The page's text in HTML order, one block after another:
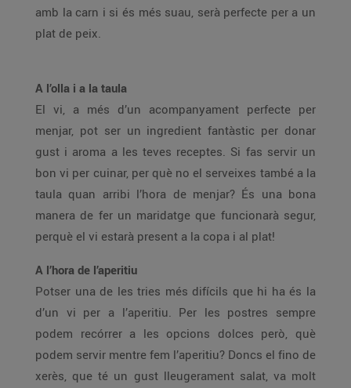
amb la carn i si és més suau, serà perfecte per a un
plat de peix.
A l’olla i a la taula
El vi, a més d’un acompanyament perfecte per
menjar, pot ser un ingredient fantàstic per donar
gust i aroma a les teves receptes. Si fas servir un
bon vi per cuinar, per què no el serveixes també a la
taula quan arribi l’hora de menjar? És una bona
manera de fer un maridatge que funcionarà segur,
perquè el vi estarà present a la copa i al plat!
A l’hora de l’aperitiu
Potser una de les tries més difícils que hi ha és la
d’un vi per a l’aperitiu. Per les postres sempre
podem recórrer a les opcions dolces però, què
podem servir mentre fem l’aperitiu? Doncs el fino de
xerès, que té un gust lleugerament salat, va molt